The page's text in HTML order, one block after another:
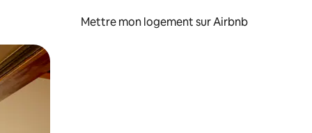
Mettre mon logement sur Airbnb